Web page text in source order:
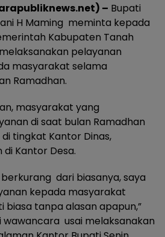
– Bupati
H Maming meminta kepada
Kabupaten Tanah
pelayanan
masyarakat selama
Ramadhan.
masyarakat yang
di saat bulan Ramadhan
tingkat Kantor Dinas,
Kantor Desa.
dari biasanya, saya
kepada masyarakat
biasa tanpa alasan apapun,”
wawancara usai melaksanakan